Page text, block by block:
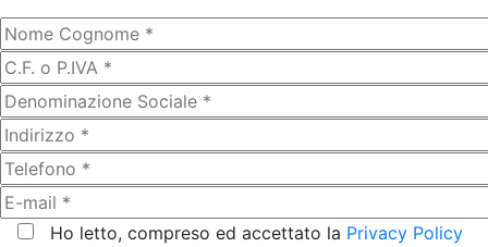
Ho letto, compreso ed accettato la Privacy Policy